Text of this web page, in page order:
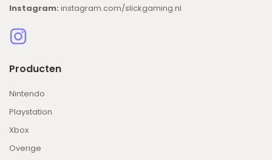
Instagram: instagram.com/slickgaming.nl
Producten
Nintendo
Playstation
Xbox
Overige